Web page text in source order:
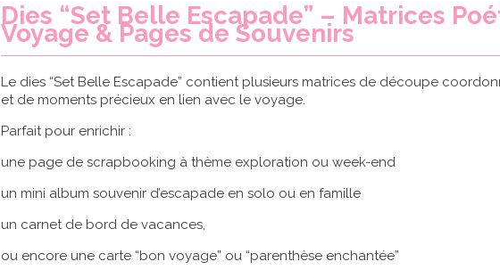
Dies “Set Belle Escapade” – Matrices
Voyage & Pages de Souvenirs
Le dies “Set Belle Escapade” contient plusieurs matrices de découpe
et de moments précieux en lien avec le voyage.
Parfait pour enrichir :
une page de scrapbooking à thème exploration ou week-end
un mini album souvenir d’escapade en solo ou en famille
un carnet de bord de vacances,
ou encore une carte “bon voyage” ou “parenthèse enchantée”